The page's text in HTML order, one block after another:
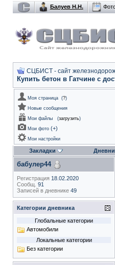
Балуев Н.Н.
СЦБИСТ - сайт
Купить бетон в Гатчине с
Моя страница (?)
Новые сообщения
Мои файлы
(загрузить)
Мои фото (+)
Мои настройки
Закладки
бабулер44
Регистрация 18.02.2020
Сообщ. 91
Записей в дневнике 49
Категории дневника
Глобальные категории
Автомобили
Локальные категории
Без категории